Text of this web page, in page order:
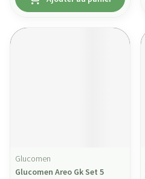
Glucomen
Glucomen Areo Gk Set 5